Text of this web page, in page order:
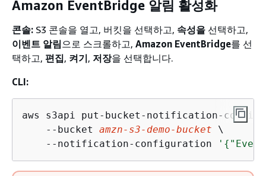
Amazon EventBridge 알림 활성화
콘솔: S3 콘솔을 열고, 버킷을 선택하고, 속성을 선택하고,
이벤트 알림으로 스크롤하고, Amazon EventBridge를 선
택하고, 편집, 켜기, 저장을 선택합니다.
CLI:
aws s3api put-bucket-notification-
    --bucket
amzn-s3-demo-bucket \
    --notification-configuration
' {